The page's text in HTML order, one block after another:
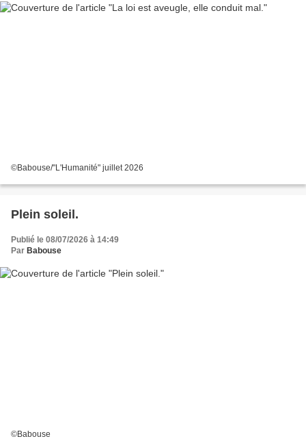
©Babouse/"L'Humanité" juillet 2026
Plein soleil.
Publié le 08/07/2026 à 14:49
Par Babouse
©Babouse